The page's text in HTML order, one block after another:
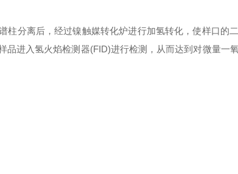
柱分离后，经过镍触媒转化炉进行加氢转化，使样口的
品进入氢火焰检测器(FID)进行检测，从而达到对微量一